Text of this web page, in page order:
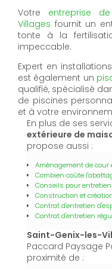
Votre entreprise
Villages fournit un
tonte à la
impeccable.
Expert en
est également un
qualifié, spécialisé
de piscines
et à votre
En plus de ses
extérieure de
propose aussi :
Aménagement de cour
Combien coûte
Conseils pour
Construction et
Contrat d'entretien
Contrat d'entretien
Saint-Genix-les-
Paccard Paysage
proximité de :